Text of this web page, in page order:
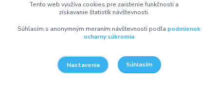
eshop@gsm1.sk
Tento web využíva cookies pre zaistenie funkčnosti a
získavanie štatistík návštevnosti.
Súhlasím s anonymným meraním návštevnosti podľa podmienok
ocharny súkromia
Nastavenia Súhlasím